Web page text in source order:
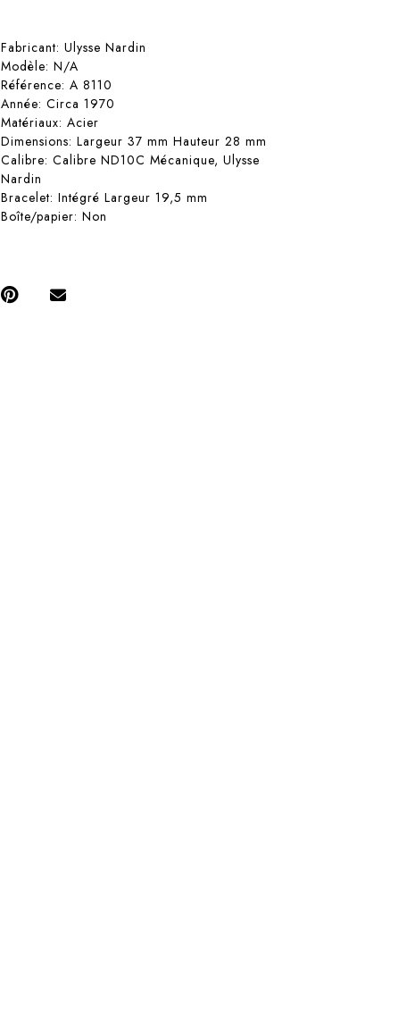
Fabricant: Ulysse Nardin
Modèle: N/A
Référence: A 8110
Année: Circa 1970
Matériaux: Acier
Dimensions: Largeur 37 mm Hauteur 28 mm
Calibre: Calibre ND10C Mécanique, Ulysse
Nardin
Bracelet: Intégré Largeur 19,5 mm
Boîte/papier: Non